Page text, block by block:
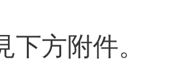
下方附件。